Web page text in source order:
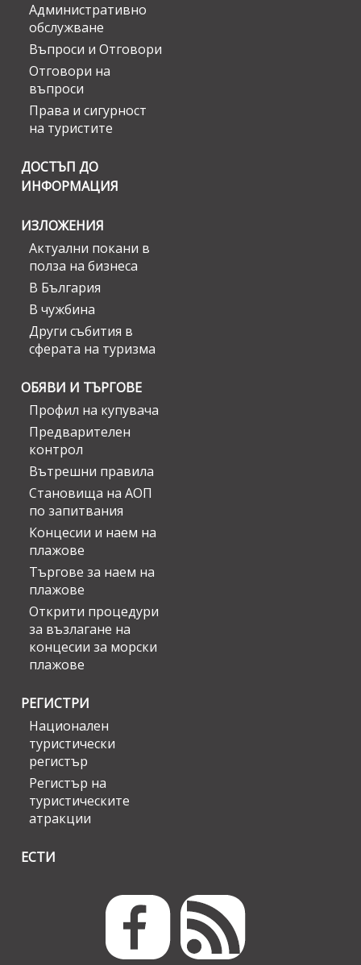
Административно
обслужване
Въпроси и Отговори
Отговори на
въпроси
Права и сигурност
на туристите
ДОСТЪП ДО
ИНФОРМАЦИЯ
ИЗЛОЖЕНИЯ
Актуални покани в
полза на бизнеса
В България
В чужбина
Други събития в
сферата на туризма
ОБЯВИ И ТЪРГОВЕ
Профил на купувача
Предварителен
контрол
Вътрешни правила
Становища на АОП
по запитвания
Концесии и наем на
плажове
Търгове за наем на
плажове
Открити процедури
за възлагане на
концесии за морски
плажове
РЕГИСТРИ
Национален
туристически
регистър
Регистър на
туристическите
атракции
ЕСТИ